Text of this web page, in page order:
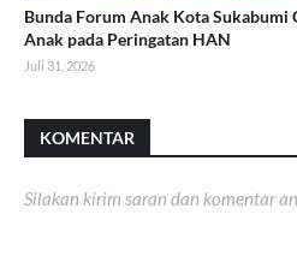
Bunda Forum Anak Kota Sukabumi
Anak pada Peringatan HAN
Juli 31, 2026
KOMENTAR
Silakan kirim saran dan komentar